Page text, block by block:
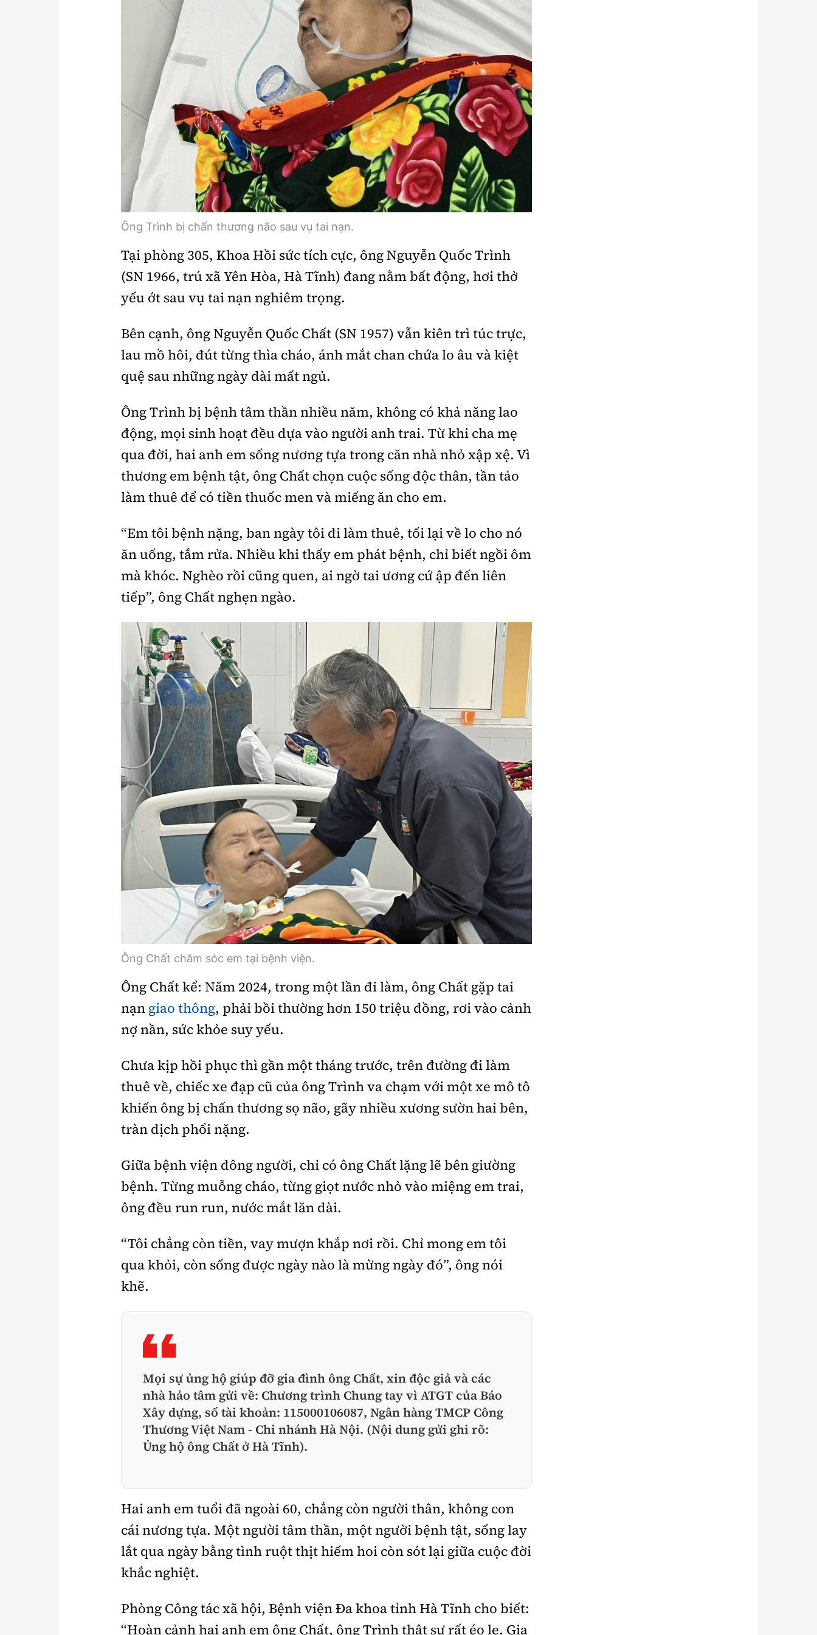
Lao động - Công đoàn Âm nhạc
Bình luận
Hậu trường sao
360 độ thể thao
Sản phẩm mới
AI
Tư vấn
Thời sự Quốc tế
Thế giới giao thông
Thế giới xây dựng
Du lịch
Khám phá
Lối sống
Ẩm thực
Video
Thời sự
Khám phá
Camera giao thông
Câu chuyện giao thông
Lăng kính xây dựng
Giải trí - Thể thao
Ông Trình bị chấn thương não sau vụ tai nạn.
Tạiphòng 305, Khoa Hồi sức tích cực, ông Nguyễn Quốc Trình
(SN 1966, trú xã Yên Hòa, Hà Tĩnh) đang nằm bất động, hơi thở
yếu ớt sau vụ tai nạn nghiêm trọng.
Bên cạnh, ông Nguyễn Quốc Chất (SN 1957) vẫn kiên trì túc trực,
lau mồ hôi, đút từng thìa cháo, ánh mắt chan chứa lo âu và kiệt
quệ sau những ngày dài mất ngủ.
Ông Trình bị bệnh tâm thần nhiều năm, không có khả năng lao
động, mọi sinh hoạt đều dựa vào người anh trai. Từ khi cha mẹ
qua đời, hai anh em sống nương tựa trong căn nhà nhỏ xập xệ. Vì
thương em bệnh tật, ông Chất chọn cuộc sống độc thân, tần tảo
làm thuê để có tiền thuốc men và miếng ăn cho em.
“Em tôi bệnh nặng, ban ngày tôi đi làm thuê, tối lại về lo cho nó
ăn uống, tắm rửa. Nhiều khi thấy em phát bệnh, chỉ biết ngồi ôm
mà khóc. Nghèo rồi cũng quen, ai ngờ tai ương cứ ập đến liên
tiếp”, ông Chất nghẹn ngào.
Ông Chất chăm sóc em tại bệnh viện.
Ông Chất kể: Năm 2024, trong một lần đi làm, ông Chất gặp tai
nạn giao thông, phải bồi thường hơn 150 triệu đồng, rơi vào cảnh
nợ nần, sức khỏe suy yếu.
Chưa kịp hồi phục thì gần một tháng trước, trên đường đi làm
thuê về, chiếc xe đạp cũ của ông Trình va chạm với một xe mô tô
khiến ông bị chấn thương sọ não, gãy nhiều xương sườn hai bên,
tràn dịch phổi nặng.
Giữa bệnh viện đông người, chỉ có ông Chất lặng lẽ bên giường
bệnh. Từng muỗng cháo, từng giọt nước nhỏ vào miệng em trai,
ông đều run run, nước mắt lăn dài.
“Tôi chẳng còn tiền, vay mượn khắp nơi rồi. Chỉ mong em tôi
qua khỏi, còn sống được ngày nào là mừng ngày đó”, ông nói
khẽ.
Mọi sự ủng hộ giúp đỡ gia đình ông Chất, xin độc giả và các
nhà hảo tâm gửi về: Chương trình Chung tay vì ATGT của Báo
Xây dựng, số tài khoản: 115000106087, Ngân hàng TMCP Công
Thương Việt Nam - Chi nhánh Hà Nội. (Nội dung gửi ghi rõ:
Ủng hộ ông Chất ở Hà Tĩnh).
Hai anh em tuổi đã ngoài 60, chẳng còn người thân, không con
cái nương tựa. Một người tâm thần, một người bệnh tật, sống lay
lắt qua ngày bằng tình ruột thịt hiếm hoi còn sót lại giữa cuộc đời
khắc nghiệt.
Phòng Công tác xã hội, Bệnh viện Đa khoa tỉnh Hà Tĩnh cho biết:
“Hoàn cảnh hai anh em ông Chất, ông Trình thật sự rất éo le. Gia